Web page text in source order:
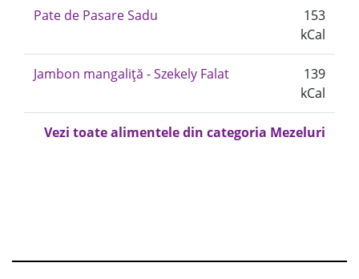
Pate de Pasare Sadu
153
kCal
Jambon mangaliță - Szekely Falat
139
kCal
Vezi toate alimentele din categoria Mezeluri